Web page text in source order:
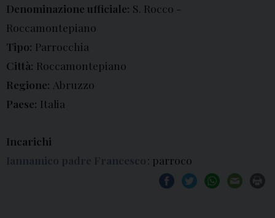
Denominazione ufficiale: S. Rocco -
Roccamontepiano
Tipo: Parrocchia
Città: Roccamontepiano
Regione: Abruzzo
Paese: Italia
Incarichi
Iannamico padre Francesco: parroco